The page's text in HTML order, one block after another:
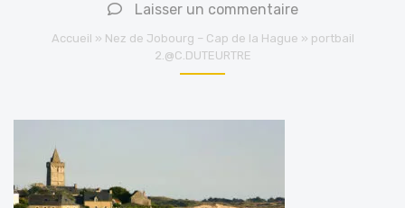
Laisser un commentaire
Accueil » Nez de Jobourg – Cap de la Hague » portbail
2.@C.DUTEURTRE